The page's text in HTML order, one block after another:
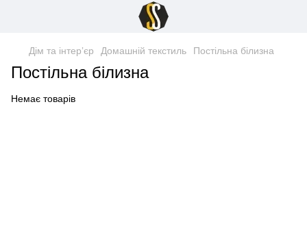
Дім та інтерʼєр Домашній текстиль Постільна білизна
Постільна білизна
Немає товарів